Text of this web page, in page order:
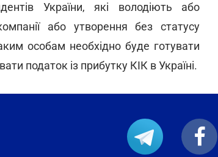
України, які володіють або
або утворення без статусу
особам необхідно буде готувати
податок із прибутку КІК в Україні.